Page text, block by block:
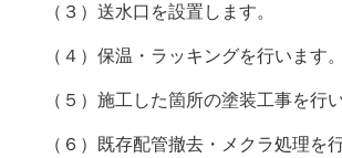
（３）送水口を設置します。
（４）保温・ラッキングを行います。
（５）施工した箇所の塗装工事を行
（６）既存配管撤去・メクラ処理を